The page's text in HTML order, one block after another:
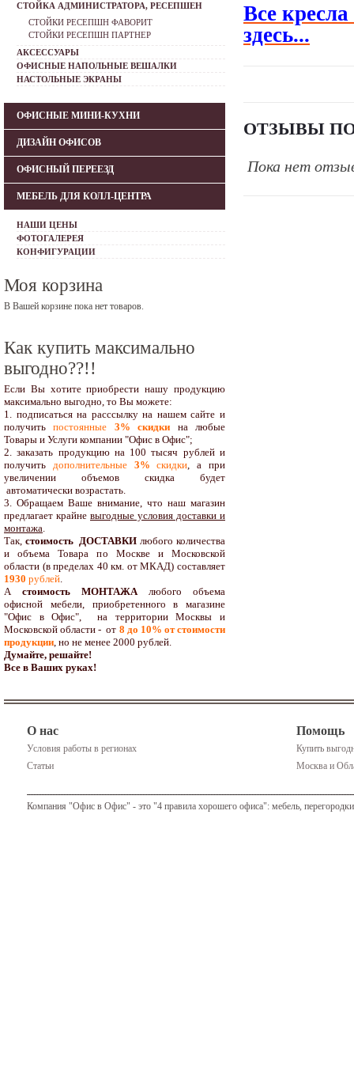
Все
здесь...
ОТЗЫВЫ
Пока нет
СТОЙКА АДМИНИСТРАТОРА, РЕСЕПШЕН
СТОЙКИ РЕСЕПШН ФАВОРИТ
СТОЙКИ РЕСЕПШН ПАРТНЕР
АКСЕССУАРЫ
ОФИСНЫЕ НАПОЛЬНЫЕ ВЕШАЛКИ
НАСТОЛЬНЫЕ ЭКРАНЫ
ОФИСНЫЕ МИНИ-КУХНИ
ДИЗАЙН ОФИСОВ
ОФИСНЫЙ ПЕРЕЕЗД
МЕБЕЛЬ ДЛЯ КОЛЛ-ЦЕНТРА
НАШИ ЦЕНЫ
ФОТОГАЛЕРЕЯ
КОНФИГУРАЦИИ
Моя корзина
В Вашей корзине пока нет товаров.
Как купить максимально
выгодно??!!
Если Вы хотите приобрести нашу продукцию
максимально выгодно, то Вы можете:
1. подписаться на расссылку на нашем сайте и
получитьпостоянные 3% скидки на любые
Товары и Услуги компании "Офис в Офис";
2. заказать продукцию на 100 тысяч рублей и
получить дополнительные3% скидки, а при
увеличении объемов скидка будет
автоматически возрастать.
3. Обращаем Ваше внимание, что наш магазин
предлагает крайне выгодные условия доставки и
монтажа.
Так, стоимость ДОСТАВКИлюбого количества
и объема Товара по Москве и Московской
области (в пределах 40 км. от МКАД) составляет
1930 рублей.
А стоимость МОНТАЖАлюбого объема
офисной мебели, приобретенного в магазине
"Офис в Офис", на территории Москвы и
Московской области - от 8 до 10% от стоимости
продукции, но не менее 2000 рублей.
Думайте, решайте!
Все в Ваших руках!
О нас
Условия работы в регионах
Статьи
Помощь
Купить
Москва и
Компания "Офис в Офис" - это "4 правила хорошего офиса": мебель,